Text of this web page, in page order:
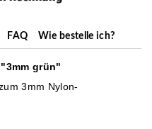
FAQ Wie bestelle ich?
grün"
3mm Nylon-